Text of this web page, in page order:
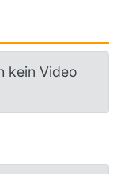
kein Video